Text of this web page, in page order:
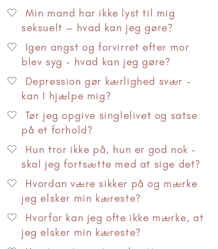
Min mand har ikke lyst til mig
seksuelt – hvad kan jeg gøre?
Igen angst og forvirret efter mor
blev syg - hvad kan jeg gøre?
Depression gør kærlighed svær -
kan I hjælpe mig?
Tør jeg opgive singlelivet og satse
på et forhold?
Hun tror ikke på, hun er god nok -
skal jeg fortsætte med at sige det?
Hvordan være sikker på og mærke
jeg elsker min kæreste?
Hvorfor kan jeg ofte ikke mærke, at
jeg elsker min kæreste?